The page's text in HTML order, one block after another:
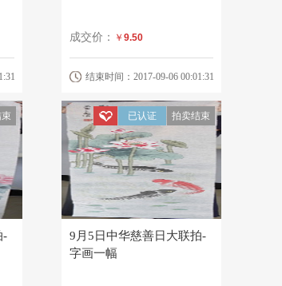
成交价： ￥ 9.50
结束时间：2017-09-06 00:01:31
-
拍卖结束
已认证
9月5日中华慈善日大联拍-
字画一幅